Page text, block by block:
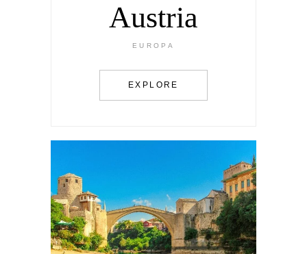
Austria
EUROPA
EXPLORE